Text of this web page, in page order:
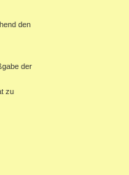
den
der
zu